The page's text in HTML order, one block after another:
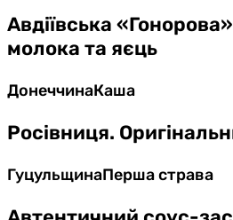
Авдіївська
молока та яєць
ДонеччинаКаша
Росівниця.
ГуцульщинаПерша страва